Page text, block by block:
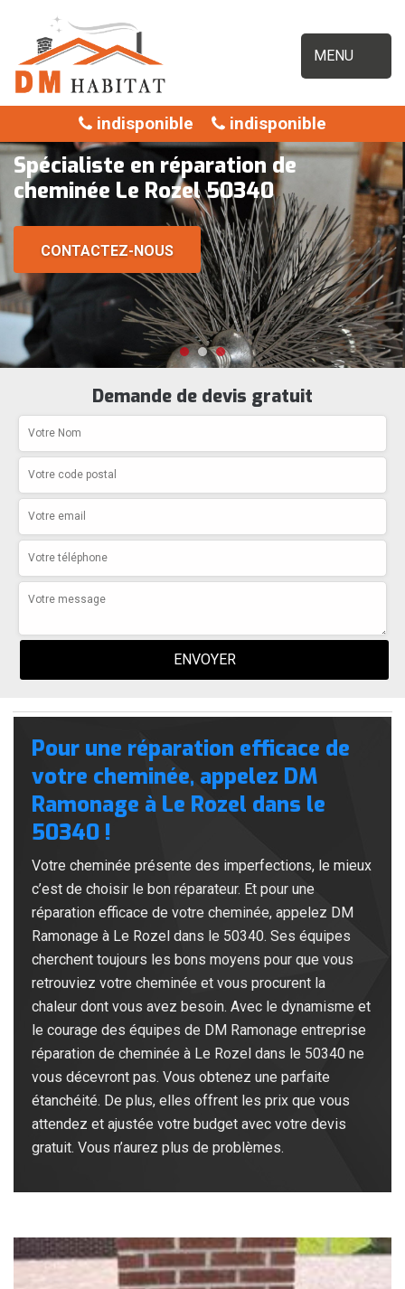
MENU
indisponible indisponible
Spécialiste en réparation de
cheminée Le Rozel 50340
CONTACTEZ-NOUS
Demande de devis gratuit
Pour une réparation efficace de
votre cheminée, appelez DM
Ramonage à Le Rozel dans le
50340 !
Votre cheminée présente des imperfections, le mieux
c’est de choisir le bon réparateur. Et pour une
réparation efficace de votre cheminée, appelez DM
Ramonage à Le Rozel dans le 50340. Ses équipes
cherchent toujours les bons moyens pour que vous
retrouviez votre cheminée et vous procurent la
chaleur dont vous avez besoin. Avec le dynamisme et
le courage des équipes de DM Ramonage entreprise
réparation de cheminée à Le Rozel dans le 50340 ne
vous décevront pas. Vous obtenez une parfaite
étanchéité. De plus, elles offrent les prix que vous
attendez et ajustée votre budget avec votre devis
gratuit. Vous n’aurez plus de problèmes.